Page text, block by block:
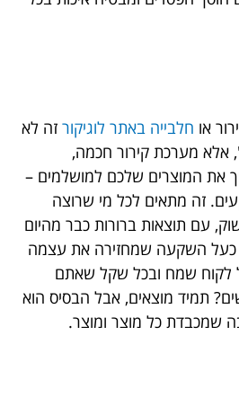
או חלבייה באתר לוגיקור זה לא
אלא מערכת קירור חכמה,
את המוצרים שלכם למושלמים –
זה מתאים לכל מי שרוצה
עם תוצאות ברורות כבר מהיום
כעל השקעה שמחזירה את עצמה
לקוח שמח ובכל שקל שאתם
תמיד מוצאים, אבל הבסיס הוא
שמכבדת כל מוצר ומוצר.